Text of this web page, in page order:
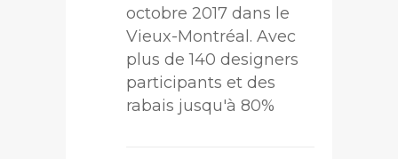
octobre 2017 dans le
Vieux-Montréal. Avec
plus de 140 designers
participants et des
rabais jusqu'à 80%